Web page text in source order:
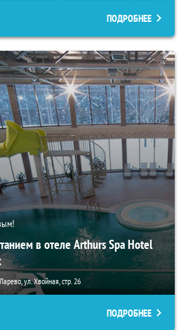
ПОДРОБНЕЕ
в отеле Arthurs Spa Hotel
ул. Хвойная, стр. 26
ПОДРОБНЕЕ